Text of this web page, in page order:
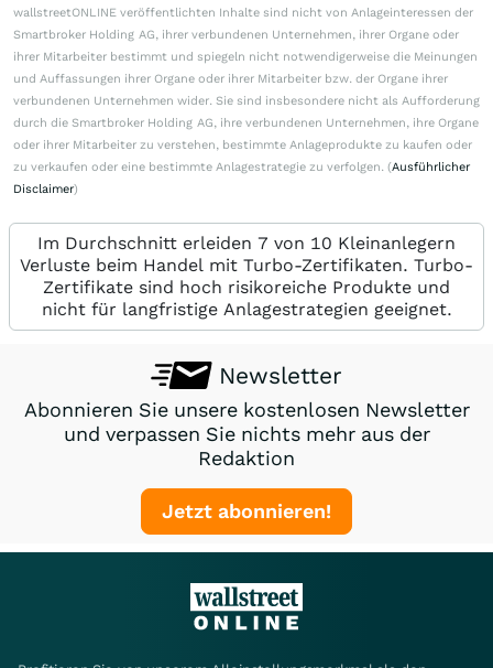
wallstreetONLINE veröffentlichten Inhalte sind nicht von Anlageinteressen der
Smartbroker Holding AG, ihrer verbundenen Unternehmen, ihrer Organe oder
ihrer Mitarbeiter bestimmt und spiegeln nicht notwendigerweise die Meinungen
und Auffassungen ihrer Organe oder ihrer Mitarbeiter bzw. der Organe ihrer
verbundenen Unternehmen wider. Sie sind insbesondere nicht als Aufforderung
durch die Smartbroker Holding AG, ihre verbundenen Unternehmen, ihre Organe
oder ihrer Mitarbeiter zu verstehen, bestimmte Anlageprodukte zu kaufen oder
zu verkaufen oder eine bestimmte Anlagestrategie zu verfolgen. (Ausführlicher
Disclaimer)
Im Durchschnitt erleiden 7 von 10 Kleinanlegern
Verluste beim Handel mit Turbo-Zertifikaten. Turbo-
Zertifikate sind hoch risikoreiche Produkte und
nicht für langfristige Anlagestrategien geeignet.
Newsletter
Abonnieren Sie unsere kostenlosen Newsletter
und verpassen Sie nichts mehr aus der
Redaktion
Jetzt abonnieren!